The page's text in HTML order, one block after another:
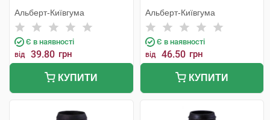
Альберт-Київгума
Є в наявності
від 39.80 грн
КУПИТИ
Альберт-Київгума
Є в наявності
від 46.50 грн
КУПИТИ